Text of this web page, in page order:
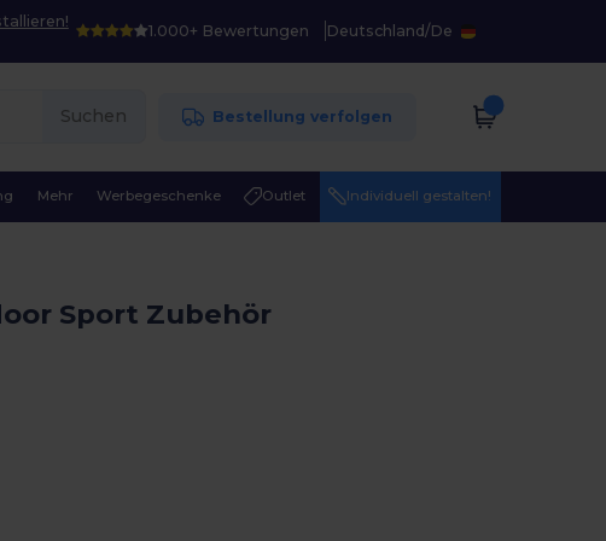
1.000+ Bewertungen Deutschland/De
Suchen Bestellung verfolgen
Mehr Werbegeschenke Outlet Individuell gestalten!
Sport Zubehör